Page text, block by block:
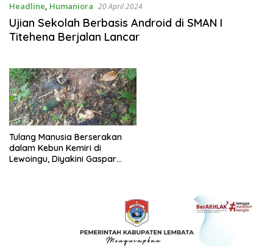
Headline, Humaniora 20 April 2024
Ujian Sekolah Berbasis Android di SMAN I
Titehena Berjalan Lancar
Tulang Manusia Berserakan
dalam Kebun Kemiri di
Lewoingu, Diyakini Gaspar